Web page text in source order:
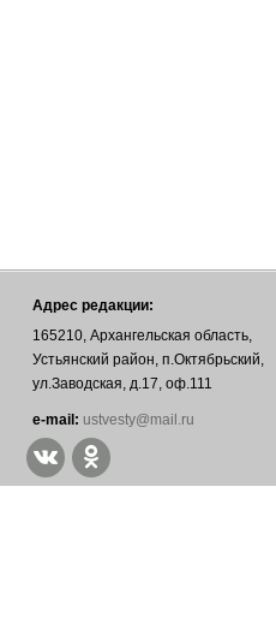
Адрес редакции:
165210, Архангельская область,
Устьянский район, п.Октябрьский,
ул.Заводская, д.17, оф.111
е-mail: ustvesty@mail.ru